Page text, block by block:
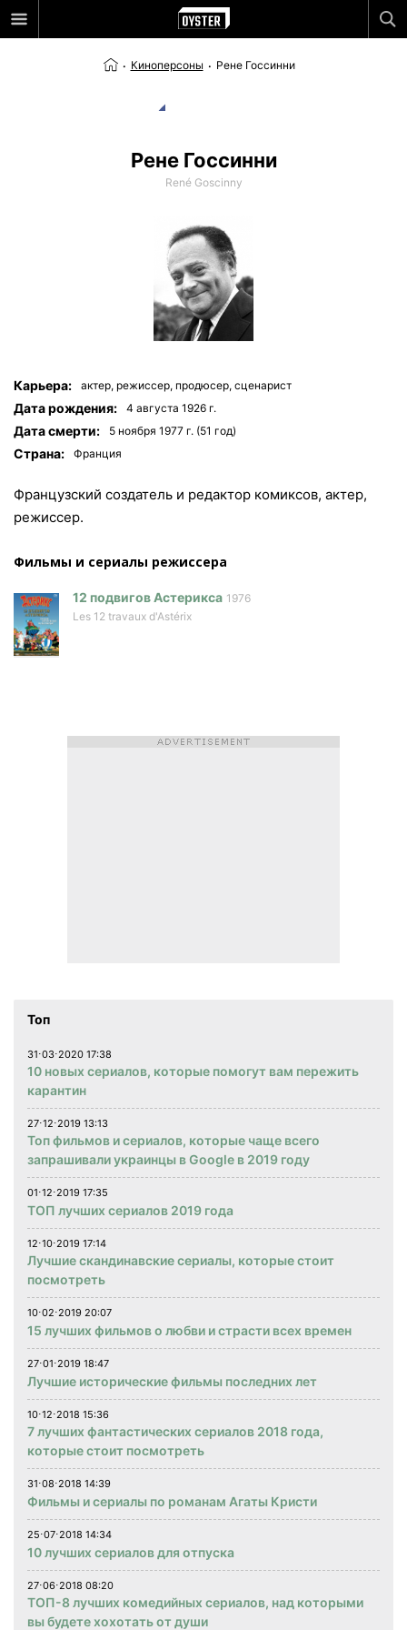
Киноперсоны Рене Госсинни
Рене Госсинни
René Goscinny
Карьера: актер, режиссер, продюсер, сценарист
Дата рождения: 4 августа 1926 г.
Дата смерти: 5 ноября 1977 г. (51 год)
Страна: Франция
Французский создатель и редактор комиксов, актер,
режиссер.
Фильмы и сериалы режисcера
12 подвигов Астерикса 1976
Les 12 travaux d'Astérix
Топ
31⋅03⋅2020 17:38
10 новых сериалов, которые помогут вам пережить
карантин
27⋅12⋅2019 13:13
Топ фильмов и сериалов, которые чаще всего
запрашивали украинцы в Google в 2019 году
01⋅12⋅2019 17:35
ТОП лучших сериалов 2019 года
12⋅10⋅2019 17:14
Лучшие скандинавские сериалы, которые стоит
посмотреть
10⋅02⋅2019 20:07
15 лучших фильмов о любви и страсти всех времен
27⋅01⋅2019 18:47
Лучшие исторические фильмы последних лет
10⋅12⋅2018 15:36
7 лучших фантастических сериалов 2018 года,
которые стоит посмотреть
31⋅08⋅2018 14:39
Фильмы и сериалы по романам Агаты Кристи
25⋅07⋅2018 14:34
10 лучших сериалов для отпуска
27⋅06⋅2018 08:20
ТОП-8 лучших комедийных сериалов, над которыми
вы будете хохотать от души